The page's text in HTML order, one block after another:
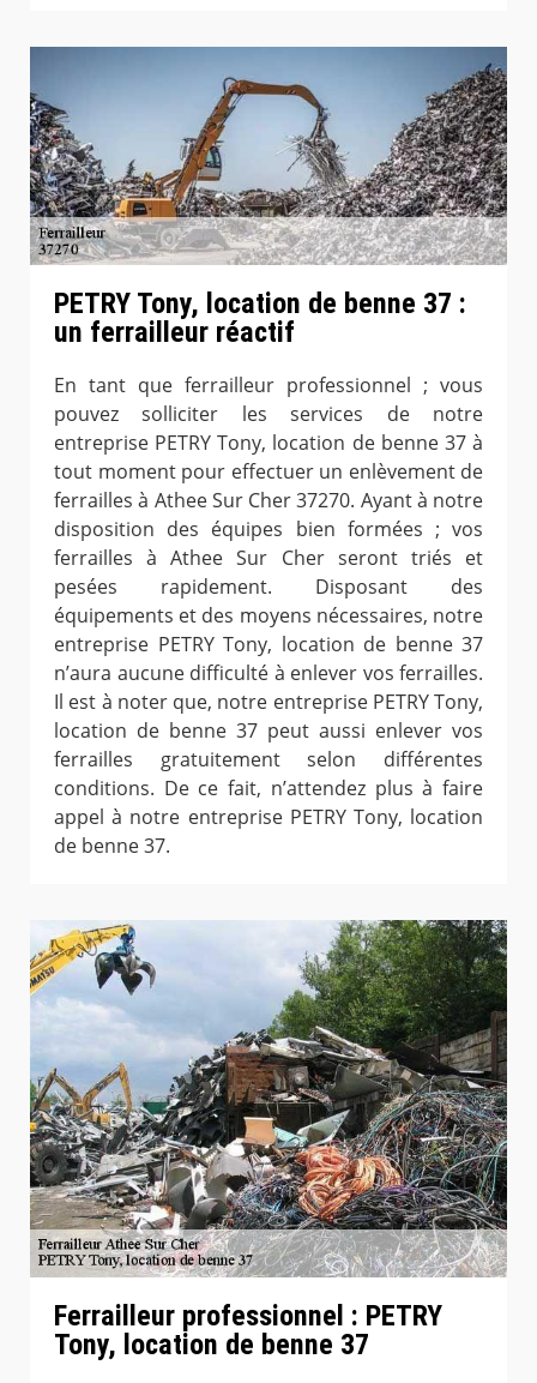
PETRY Tony, location de benne 37 :
un ferrailleur réactif
En tant que ferrailleur professionnel ; vous
pouvez solliciter les services de notre
entreprise PETRY Tony, location de benne 37 à
tout moment pour effectuer un enlèvement de
ferrailles à Athee Sur Cher 37270. Ayant à notre
disposition des équipes bien formées ; vos
ferrailles à Athee Sur Cher seront triés et
pesées rapidement. Disposant des
équipements et des moyens nécessaires, notre
entreprise PETRY Tony, location de benne 37
n’aura aucune difficulté à enlever vos ferrailles.
Il est à noter que, notre entreprise PETRY Tony,
location de benne 37 peut aussi enlever vos
ferrailles gratuitement selon différentes
conditions. De ce fait, n’attendez plus à faire
appel à notre entreprise PETRY Tony, location
de benne 37.
Ferrailleur professionnel : PETRY
Tony, location de benne 37